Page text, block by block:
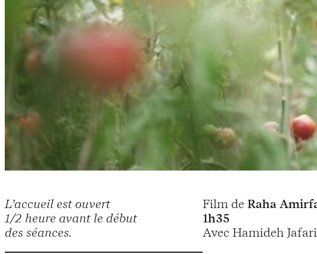
L’accueil est ouvert
1/2 heure avant le début
des séances.
Film de Raha
1h35
Avec Hamideh